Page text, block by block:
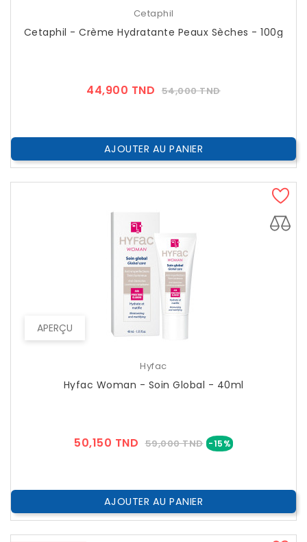
Cetaphil
Cetaphil - Crème Hydratante Peaux Sèches - 100g
44,900 TND Prix
54,000 TNDPrix
AJOUTER AU PANIER
APERÇU
Hyfac
Hyfac Woman - Soin Global - 40ml
50,150 TND Prix
59,000 TND -15%Prix
AJOUTER AU PANIER